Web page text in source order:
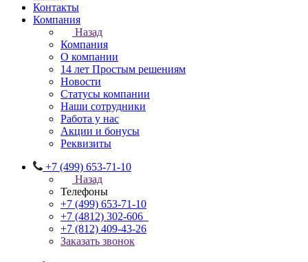
Контакты
Компания
Назад
Компания
О компании
14 лет Простым решениям
Новости
Статусы компании
Наши сотрудники
Работа у нас
Акции и бонусы
Реквизиты
+7 (499) 653-71-10
Назад
Телефоны
+7 (499) 653-71-10
+7 (4812) 302-606
+7 (812) 409-43-26
Заказать звонок